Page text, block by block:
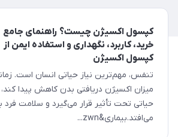
کپسول اکسیژن چیست؟ راهنمای جامع
خرید، کاربرد، نگهداری و استفاده ایمن از
کپسول اکسیژن
تنفس، مهم‌ترین نیاز حیاتی انسان است.
میزان اکسیژن دریافتی بدن کاهش پیدا کند،
حیاتی تحت تأثیر قرار می‌گیرد و سلامت فرد
می‌افتد.بیماری&zwn...